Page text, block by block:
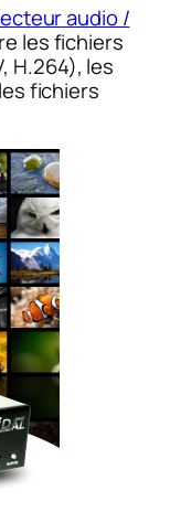
audio /
les fichiers
H.264), les
fichiers